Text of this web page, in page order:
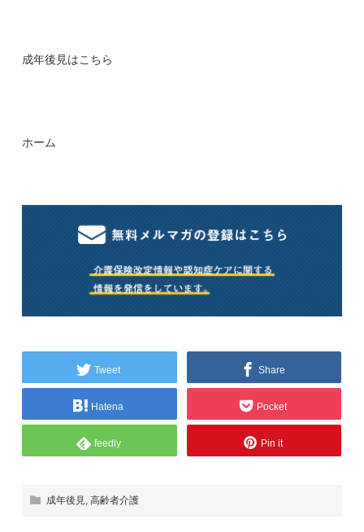
成年後見はこちら
ホーム
Tweet Share
Hatena Pocket
feedly Pin it
成年後見 ,高齢者介護